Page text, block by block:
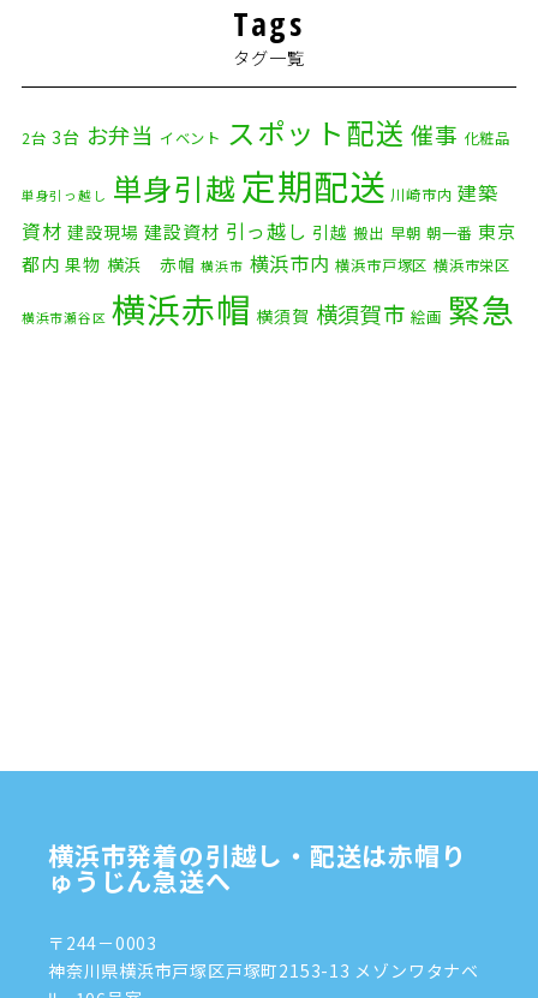
Tags
タグ一覧
2台 3台 お弁当 イベント スポット配送 催事 化粧品
単身引っ越し 単身引越 定期配送 川崎市内 建築
資材 建設現場 建設資材 引っ越し 引越 搬出 早朝 朝一番 東京
都内 果物 横浜 赤帽 横浜市 横浜市内 横浜市戸塚区 横浜市栄区
横浜市瀬谷区 横浜赤帽 横須賀 横須賀市 絵画 緊急
横浜市発着の引越し・配送は赤帽り
ゅうじん急送へ
〒244－0003
神奈川県横浜市戸塚区戸塚町2153-13 メゾンワタナベ